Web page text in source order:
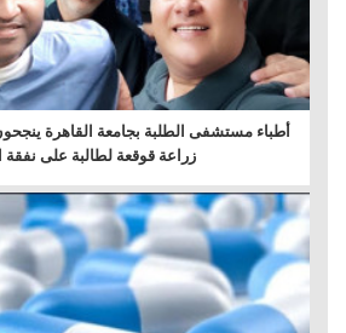
أطباء مستشفى الطلبة بجامعة القاهرة
زراعة قوقعة لطالبة على نفقة